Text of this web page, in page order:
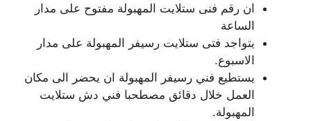
ان رقم فنى ستلايت المهبولة مفتوح على مدار
الساعة
يتواجد فتى ستلايت رسيفر المهبولة على مدار
الاسبوع.
يستطيع فني رسيفر المهبولة ان يحضر الى مكان
العمل خلال دقائق مصطحبا فني دش ستلايت
المهبولة.